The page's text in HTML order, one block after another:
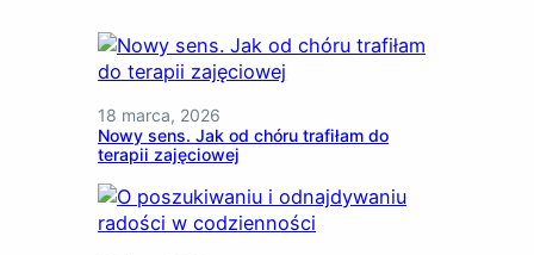
18 marca, 2026
Nowy sens. Jak od chóru trafiłam do
terapii zajęciowej